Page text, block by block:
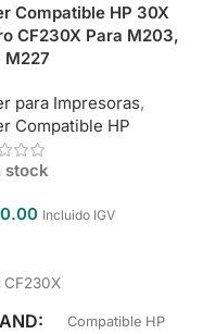
Compatible HP 30X
CF230X Para M203,
M227
para Impresoras,
Compatible HP
stock
Incluido IGV
CF230X
Compatible HP